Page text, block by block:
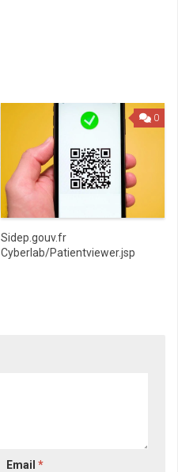
0
Sidep.gouv.fr
Cyberlab/Patientviewer.jsp
Email*